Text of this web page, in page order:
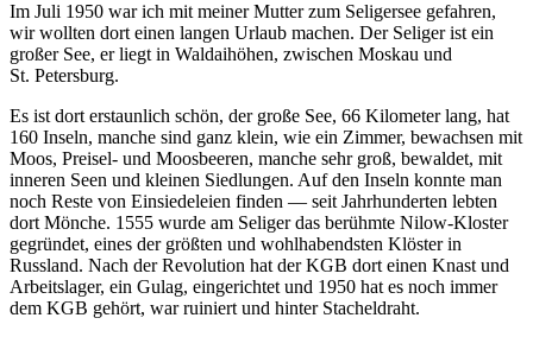
Im Juli 1950 war ich mit meiner Mutter zum Seligersee gefahren,
wir wollten dort einen langen Urlaub machen. Der Seliger ist ein
großer See, er liegt in Waldaihöhen, zwischen Moskau und
St. Petersburg.
Es ist dort erstaunlich schön, der große See, 66 Kilometer lang, hat
160 Inseln, manche sind ganz klein, wie ein Zimmer, bewachsen mit
Moos, Preisel- und Moosbeeren, manche sehr groß, bewaldet, mit
inneren Seen und kleinen Siedlungen. Auf den Inseln konnte man
noch Reste von Einsiedeleien finden — seit Jahrhunderten lebten
dort Mönche. 1555 wurde am Seliger das berühmte Nilow-Kloster
gegründet, eines der größten und wohlhabendsten Klöster in
Russland. Nach der Revolution hat der KGB dort einen Knast und
Arbeitslager, ein Gulag, eingerichtet und 1950 hat es noch immer
dem KGB gehört, war ruiniert und hinter Stacheldraht.